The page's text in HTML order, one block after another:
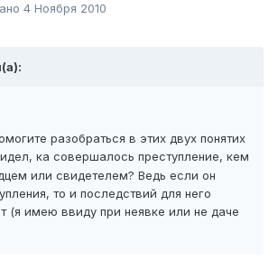
4 Ноября 2010
разобраться в этих двух понятих
ка совершалось преступление, кем
или свидетелем? Ведь если он
то и последствий для него
(я имею ввиду при неявке или не даче